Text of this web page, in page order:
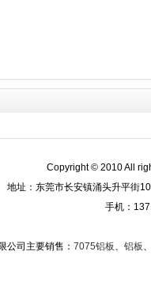
Copyright © 2010 All
地址：东莞市长安镇涌头升平街
手机：
公司主要销售： 7075铝板、 铝板